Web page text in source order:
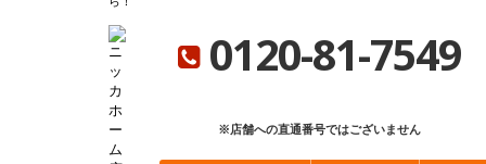
ニッカホーム総合サイト
0120-81-7549
※店舗への直通番号ではございません